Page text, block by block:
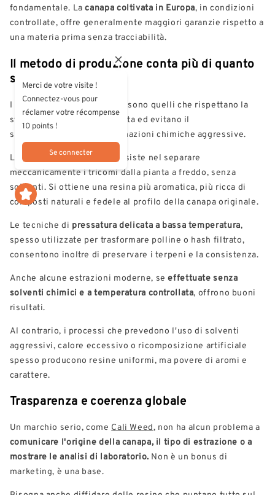
fondamentale. Lacanapa coltivata in Europa, in condizioni
controllate, offre generalmente maggiori garanzie rispetto a
una materia prima senza tracciabilità.
Il metodo di produzione conta più di quanto
si creda
I processi più raccomandati sono quelli che rispettano la
struttura naturale della pianta ed evitano il
surriscaldamento o trasformazioni chimiche aggressive.
La setacciatura a secco
consiste nel separare
meccanicamente i tricomi dalla pianta a freddo, senza
solventi. Si ottiene una resina più aromatica, più ricca di
composti naturali e fedele al profilo della canapa originale.
Le tecniche di pressatura delicata a bassa temperatura,
spesso utilizzate per trasformare polline o hash filtrato,
consentono inoltre di preservare i terpeni e la consistenza.
Anche alcune estrazioni moderne, seeffettuate senza
solventi chimici e a temperatura controllata, offrono buoni
risultati.
Al contrario, i processi che prevedono l'uso di solventi
aggressivi, calore eccessivo o ricomposizione artificiale
spesso producono resine uniformi, ma povere di aromi e
carattere.
Trasparenza e coerenza globale
Un marchio serio, come Cali Weed, non ha alcun problema a
comunicare l'origine della canapa, il tipo di estrazione o a
mostrare le analisi di laboratorio. Non è un bonus di
marketing, è una base.
Merci de votre visite !
Connectez-vous pour
réclamer votre récompense
10 points !
Se connecter